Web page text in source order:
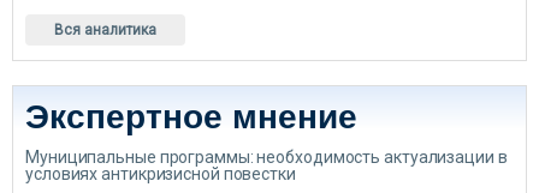
Вся аналитика
Экспертное мнение
Муниципальные программы: необходимость актуализации в
условиях антикризисной повестки